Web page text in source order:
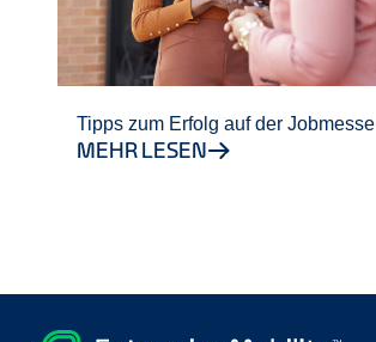
Tipps zum Erfolg auf der Jobmesse
MEHR LESEN